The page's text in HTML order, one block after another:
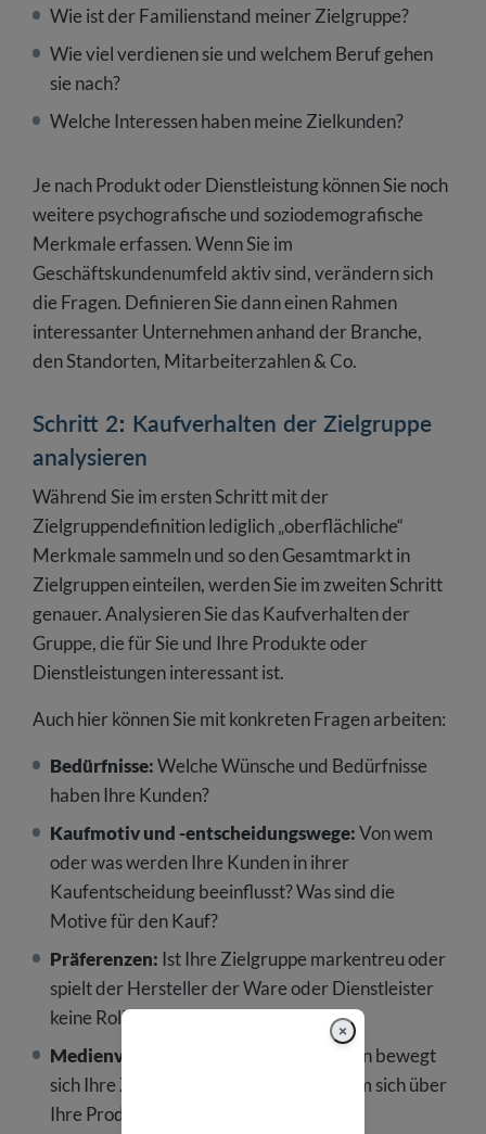
Wie ist der Familienstand meiner Zielgruppe?
Wie viel verdienen sie und welchem Beruf gehen
sie nach?
Welche Interessen haben meine Zielkunden?
Je nach Produkt oder Dienstleistung können Sie noch
weitere psychografische und soziodemografische
Merkmale erfassen. Wenn Sie im
Geschäftskundenumfeld aktiv sind, verändern sich
die Fragen. Definieren Sie dann einen Rahmen
interessanter Unternehmen anhand der Branche,
den Standorten, Mitarbeiterzahlen & Co.
Schritt 2: Kaufverhalten der Zielgruppe
analysieren
Während Sie im ersten Schritt mit der
Zielgruppendefinition lediglich „oberflächliche“
Merkmale sammeln und so den Gesamtmarkt in
Zielgruppen einteilen, werden Sie im zweiten Schritt
genauer. Analysieren Sie das Kaufverhalten der
Gruppe, die für Sie und Ihre Produkte oder
Dienstleistungen interessant ist.
Auch hier können Sie mit konkreten Fragen arbeiten:
Bedürfnisse:Welche Wünsche und Bedürfnisse
haben Ihre Kunden?
Kaufmotiv und -entscheidungswege:Von wem
oder was werden Ihre Kunden in ihrer
Kaufentscheidung beeinflusst? Was sind die
Motive für den Kauf?
Präferenzen: Ist Ihre Zielgruppe markentreu oder
spielt der Hersteller der Ware oder Dienstleister
keine Rolle?
Medienverhalten:
Auf welchen Kanälen bewegt
sich Ihre Zielgruppe, welche nutzt sie, um sich über
Ihre Produkte zu informieren?
×